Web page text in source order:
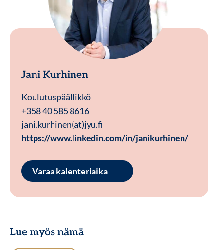
Jani Kurhinen
Koulutuspäällikkö
+358 40 585 8616
jani.kurhinen(at)jyu.fi
https://www.linkedin.com/in/janikurhinen/
Varaa kalenteriaika
Lue myös nämä